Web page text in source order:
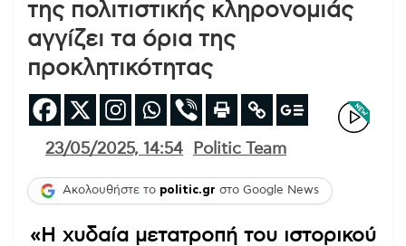
της πολιτιστικής κληρονομιάς
αγγίζει τα όρια της
προκλητικότητας
23/05/2025, 14:54 Politic Team
Ακολουθήστε το politic.gr στο Google News
«Η χυδαία μετατροπή του ιστορικού